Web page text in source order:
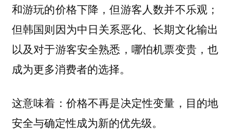
和游玩的价格下降，但游客人数并不乐观；
但韩国则因为中日关系恶化、长期文化输出
以及对于游客安全熟悉，哪怕机票变贵，也
成为更多消费者的选择。
这意味着：价格不再是决定性变量，目的地
安全与确定性成为新的优先级。